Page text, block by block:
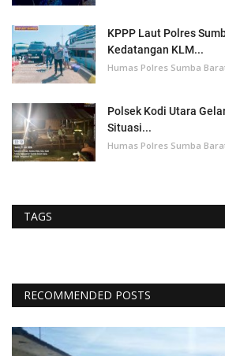
KPPP Laut Polres
Kedatangan KLM...
Humas Polres Sumba
Polsek Kodi Utara
Situasi...
Humas Polres Sumba
TAGS
RECOMMENDED POSTS